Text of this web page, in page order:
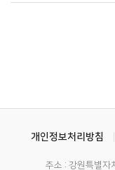
개인정보처리방침
주소 : 강원특별